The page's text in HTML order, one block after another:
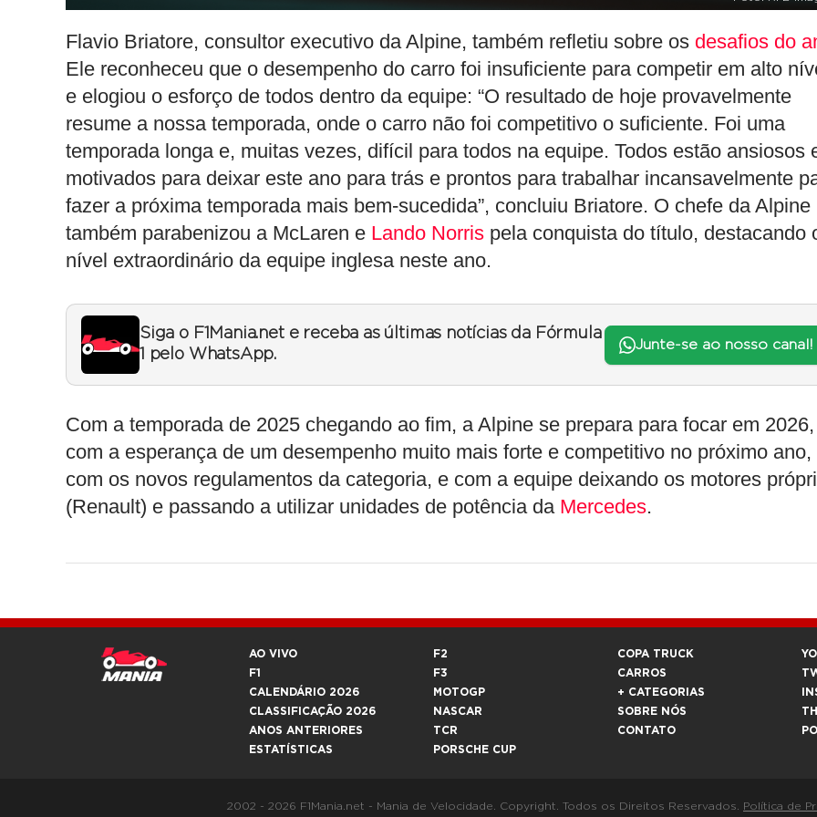
Flavio Briatore, consultor executivo da Alpine, também refletiu sobre os desafios do
Ele reconheceu que o desempenho do carro foi insuficiente para competir em alto
e elogiou o esforço de todos dentro da equipe: “O resultado de hoje provavelmente
resume a nossa temporada, onde o carro não foi competitivo o suficiente. Foi uma
temporada longa e, muitas vezes, difícil para todos na equipe. Todos estão ansiosos
motivados para deixar este ano para trás e prontos para trabalhar incansavelmente
fazer a próxima temporada mais bem-sucedida”, concluiu Briatore. O chefe da Alpine
também parabenizou a McLaren e Lando Norris pela conquista do título, destacando
nível extraordinário da equipe inglesa neste ano.
Siga o F1Mania.net e receba as últimas notícias da Fórmula
1 pelo WhatsApp.
Junte-se ao nosso canal!
Com a temporada de 2025 chegando ao fim, a Alpine se prepara para focar em 2026,
com a esperança de um desempenho muito mais forte e competitivo no próximo ano,
com os novos regulamentos da categoria, e com a equipe deixando os motores
(Renault) e passando a utilizar unidades de potência da Mercedes.
AO VIVO
F1
CALENDÁRIO 2026
CLASSIFICAÇÃO 2026
ANOS ANTERIORES
ESTATÍSTICAS
F2
F3
MOTOGP
NASCAR
TCR
PORSCHE CUP
COPA TRUCK
CARROS
+ CATEGORIAS
SOBRE NÓS
CONTATO
2002 - 2026 F1Mania.net - Mania de Velocidade. Copyright. Todos os Direitos Reservados. Política de